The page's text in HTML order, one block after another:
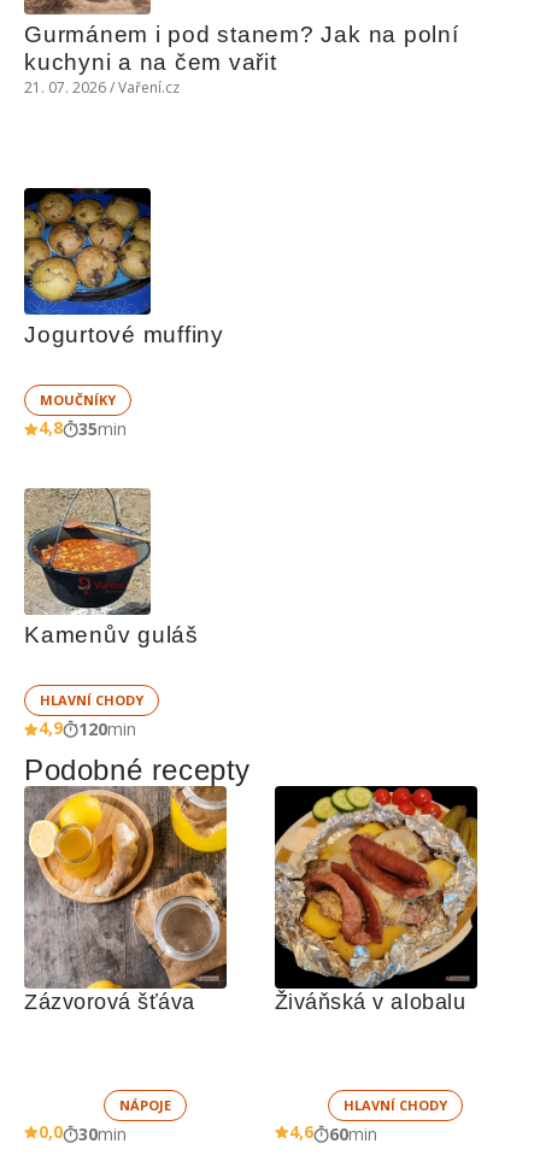
Gurmánem i pod stanem? Jak na polní
kuchyni a na čem vařit
21. 07. 2026 / Vaření.cz
Jogurtové muffiny
MOUČNÍKY
4,8 35min
Kamenův guláš
HLAVNÍ CHODY
4,9 120min
Podobné recepty
Zázvorová šťáva
NÁPOJE
0,0 30min
Živáňská v alobalu
HLAVNÍ CHODY
4,6 60min